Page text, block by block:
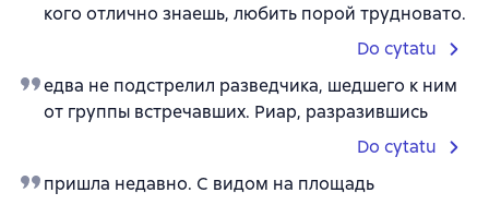
кого отлично знаешь, любить порой трудновато.
Do cytatu
едва не подстрелил разведчика, шедшего к ним
от группы встречавших. Риар, разразившись
Do cytatu
пришла недавно. С видом на площадь